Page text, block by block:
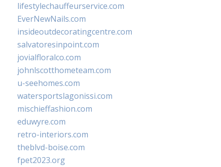
lifestylechauffeurservice.com
EverNewNails.com
insideoutdecoratingcentre.com
salvatoresinpoint.com
jovialfloralco.com
johnlscotthometeam.com
u-seehomes.com
watersportslagonissi.com
mischieffashion.com
eduwyre.com
retro-interiors.com
theblvd-boise.com
fpet2023.org